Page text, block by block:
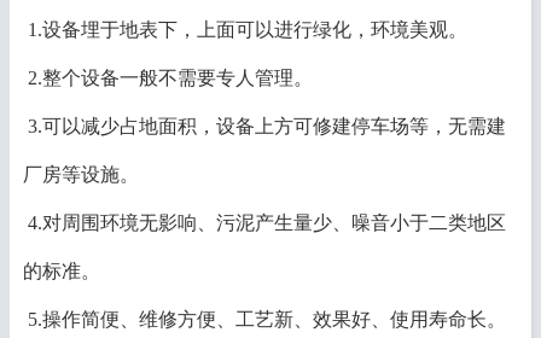
1.设备埋于地表下，上面可以进行绿化，环境美观。
2.整个设备一般不需要专人管理。
3.可以减少占地面积，设备上方可修建停车场等，无需建
厂房等设施。
4.对周围环境无影响、污泥产生量少、噪音小于二类地区
的标准。
5.操作简便、维修方便、工艺新、效果好、使用寿命长。